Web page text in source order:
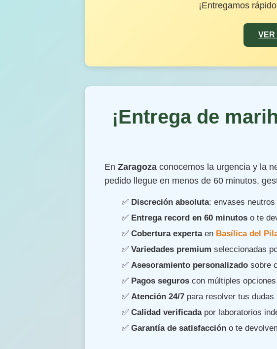
¡Entregamos
VER
¡Entrega de
En Zaragoza conocemos la urgencia y la
pedido llegue en menos de 60 minutos,
✅ Discreción absoluta: envases
✅ Entrega record en 60 minutos o te
✅ Cobertura expertaen Basílica del
✅ Variedades premium seleccionadas
✅ Asesoramiento personalizado sobre
✅ Pagos seguros con múltiples
✅ Atención 24/7 para resolver tus dudas
✅ Calidad verificadapor laboratorios
✅ Garantía de satisfacción o te